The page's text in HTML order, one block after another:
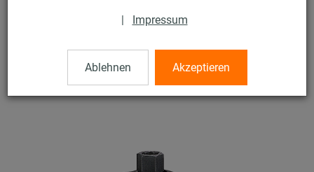
| Impressum
Ablehnen Akzeptieren
Lüftungsschellen
V2A Lüftungsschelle DÄMMGULAST® Junior, M8, 315 mm